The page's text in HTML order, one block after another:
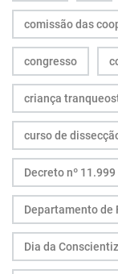
comissão das
congresso
criança
curso de
Decreto nº 11.999
Departamento de
Dia da